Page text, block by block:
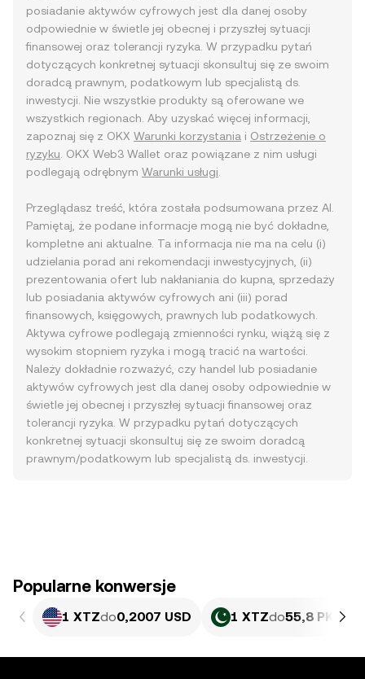
posiadanie aktywów cyfrowych jest dla danej osoby
odpowiednie w świetle jej obecnej i przyszłej sytuacji
finansowej oraz tolerancji ryzyka. W przypadku pytań
dotyczących konkretnej sytuacji skonsultuj się ze swoim
doradcą prawnym, podatkowym lub specjalistą ds.
inwestycji. Nie wszystkie produkty są oferowane we
wszystkich regionach. Aby uzyskać więcej informacji,
zapoznaj się z OKX Warunki korzystania i Ostrzeżenie o
ryzyku . OKX Web3 Wallet oraz powiązane z nim usługi
podlegają odrębnym Warunki usługi
Przeglądasz treść, która została podsumowana przez AI.
Pamiętaj, że podane informacje mogą nie być dokładne,
kompletne ani aktualne. Ta informacja nie ma na celu (i)
udzielania porad ani rekomendacji inwestycyjnych, (ii)
prezentowania ofert lub nakłaniania do kupna, sprzedaży
lub posiadania aktywów cyfrowych ani (iii) porad
finansowych, księgowych, prawnych lub podatkowych.
Aktywa cyfrowe podlegają zmienności rynku, wiążą się z
wysokim stopniem ryzyka i mogą tracić na wartości.
Należy dokładnie rozważyć, czy handel lub posiadanie
aktywów cyfrowych jest dla danej osoby odpowiednie w
świetle jej obecnej i przyszłej sytuacji finansowej oraz
tolerancji ryzyka. W przypadku pytań dotyczących
konkretnej sytuacji skonsultuj się ze swoim doradcą
prawnym/podatkowym lub specjalistą ds. inwestycji.
Popularne konwersje
1 XTZdo0,2007 USD 1 XTZdo55,8 PKR